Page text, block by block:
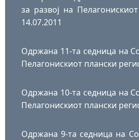
за развој на
14.07.2011
Одржана 11-та седница на
Пелагонискиот плански
Одржана 10-та седница на
Пелагонискиот плански
Одржана 9-та седница на